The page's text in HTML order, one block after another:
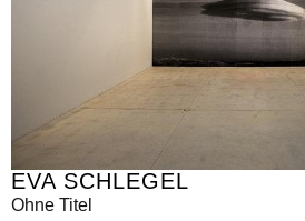
EVA SCHLEGEL
Ohne Titel